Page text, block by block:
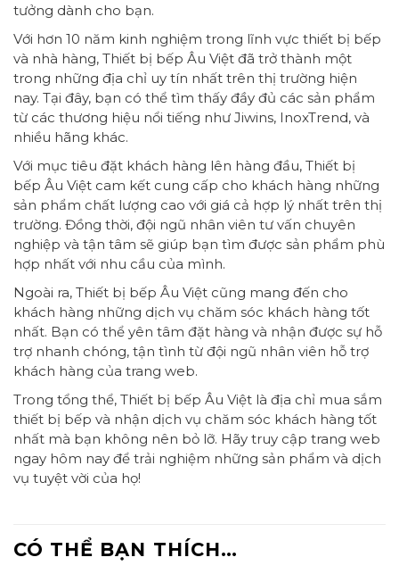
tưởng dành cho bạn.
Với hơn 10 năm kinh nghiệm trong lĩnh vực thiết bị bếp
và nhà hàng, Thiết bị bếp Âu Việt đã trở thành một
trong những địa chỉ uy tín nhất trên thị trường hiện
nay. Tại đây, bạn có thể tìm thấy đầy đủ các sản phẩm
từ các thương hiệu nổi tiếng như Jiwins, InoxTrend, và
nhiều hãng khác.
Với mục tiêu đặt khách hàng lên hàng đầu, Thiết bị
bếp Âu Việt cam kết cung cấp cho khách hàng những
sản phẩm chất lượng cao với giá cả hợp lý nhất trên thị
trường. Đồng thời, đội ngũ nhân viên tư vấn chuyên
nghiệp và tận tâm sẽ giúp bạn tìm được sản phẩm phù
hợp nhất với nhu cầu của mình.
Ngoài ra, Thiết bị bếp Âu Việt cũng mang đến cho
khách hàng những dịch vụ chăm sóc khách hàng tốt
nhất. Bạn có thể yên tâm đặt hàng và nhận được sự hỗ
trợ nhanh chóng, tận tình từ đội ngũ nhân viên hỗ trợ
khách hàng của trang web.
Trong tổng thể, Thiết bị bếp Âu Việt là địa chỉ mua sắm
thiết bị bếp và nhận dịch vụ chăm sóc khách hàng tốt
nhất mà bạn không nên bỏ lỡ. Hãy truy cập trang web
ngay hôm nay để trải nghiệm những sản phẩm và dịch
vụ tuyệt vời của họ!
CÓ THỂ BẠN THÍCH…